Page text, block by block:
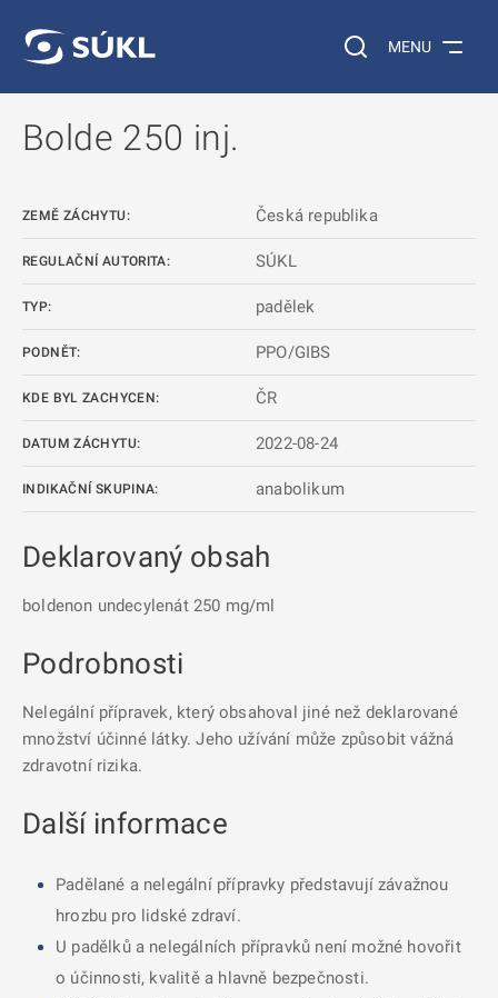
Vyhledávání na
MENU
Bolde 250 inj.
ZEMĚ ZÁCHYTU: Česká republika
REGULAČNÍ AUTORITA: SÚKL
TYP: padělek
PODNĚT: PPO/GIBS
KDE BYL ZACHYCEN: ČR
DATUM ZÁCHYTU: 2022-08-24
INDIKAČNÍ SKUPINA: anabolikum
Deklarovaný obsah
boldenon undecylenát 250 mg/ml
Podrobnosti
Nelegální přípravek, který obsahoval jiné než deklarované
množství účinné látky. Jeho užívání může způsobit vážná
zdravotní rizika.
Další informace
Padělané a nelegální přípravky představují závažnou
hrozbu pro lidské zdraví.
U padělků a nelegálních přípravků není možné hovořit
o účinnosti, kvalitě a hlavně bezpečnosti.